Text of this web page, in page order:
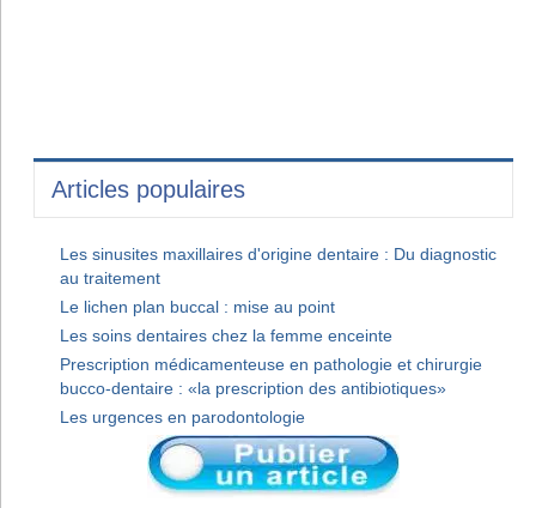
Articles populaires
Les sinusites maxillaires d'origine dentaire : Du diagnostic
au traitement
Le lichen plan buccal : mise au point
Les soins dentaires chez la femme enceinte
Prescription médicamenteuse en pathologie et chirurgie
bucco-dentaire : «la prescription des antibiotiques»
Les urgences en parodontologie